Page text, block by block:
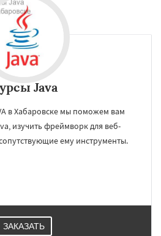
Java
в Хабаровске мы поможем вам
изучить фреймворк для веб-
ему инструменты.
ЗАКАЗАТЬ